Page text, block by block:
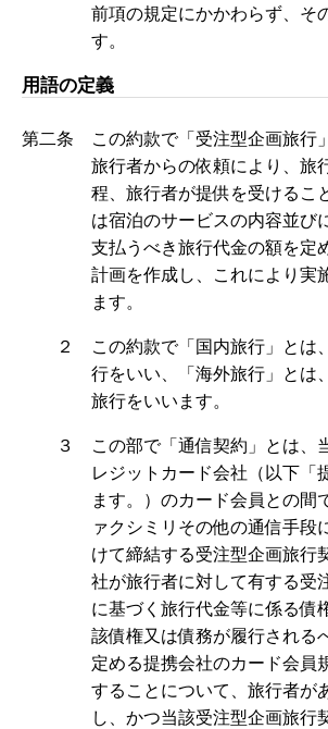
前項の規定にかかわらず、そ
す。
用語の定義
第二条 この約款で「受注型企画旅行
旅行者からの依頼により、旅
程、旅行者が提供を受けるこ
は宿泊のサービスの内容並び
支払うべき旅行代金の額を定
計画を作成し、これにより実
ます。
２ この約款で「国内旅行」とは
行をいい、「海外旅行」とは
旅行をいいます。
３ この部で「通信契約」とは、
レジットカード会社（以下「
ます。）のカード会員との間
ァクシミリその他の通信手段
けて締結する受注型企画旅行
社が旅行者に対して有する受
に基づく旅行代金等に係る債
該債権又は債務が履行される
定める提携会社のカード会員
することについて、旅行者が
し、かつ当該受注型企画旅行